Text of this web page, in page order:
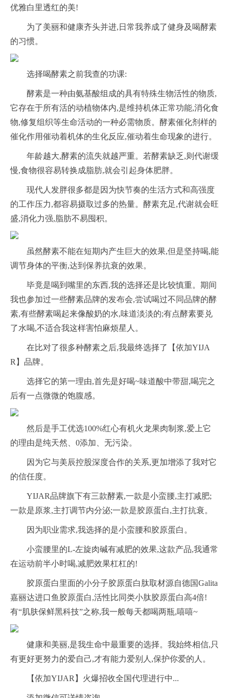
优雅白里透红的美!
为了美丽和健康齐头并进,日常我养成了健身及喝酵素
的习惯。
选择喝酵素之前我查的功课:
酵素是一种由氨基酸组成的具有特殊生物活性的物质,
它存在于所有活的动植物体内,是维持机体正常功能,消化食
物,修复组织等生命活动的一种必需物质。酵素催化剂样的
催化作用催动着机体的生化反应,催动着生命现象的进行。
年龄越大,酵素的流失就越严重。若酵素缺乏,则代谢缓
慢,食物很容易转换成脂肪,就会引起身体肥胖。
现代人发胖很多都是因为快节奏的生活方式和高强度
的工作压力,都容易摄取过多的热量。酵素充足,代谢就会旺
盛,消化力强,脂肪不易囤积。
虽然酵素不能在短期内产生巨大的效果,但是坚持喝,能
调节身体的平衡,达到保养抗衰的效果。
毕竟是喝到嘴里的东西,我的选择还是比较慎重。期间
我也参加过一些酵素品牌的发布会,尝试喝过不同品牌的酵
素,有些酵素喝起来像酸奶的水,味道淡淡的;有点酵素要兑
了水喝,不适合我这样害怕麻烦星人。
在比对了很多种酵素之后,我最终选择了【依加YIJA
R】品牌。
选择它的第一理由,首先是好喝~味道酸中带甜,喝完之
后有一点微微的饱腹感。
然后是手工优选100%红心有机火龙果肉制浆,爱上它
的理由是纯天然、0添加、无污染。
因为它与美辰控股深度合作的关系,更加增添了我对它
的信任度。
YIJAR品牌旗下有三款酵素,一款是小蛮腰,主打减肥;
一款是原浆,主打调节内分泌;一款是胶原蛋白,主打抗衰。
因为职业需求,我选择的是小蛮腰和胶原蛋白。
小蛮腰里的L-左旋肉碱有减肥的效果,这款产品,我通常
在运动前半小时喝,减肥效果杠杠的!
胶原蛋白里面的小分子胶原蛋白肽取材源自德国Galita
嘉丽达进口鱼胶原蛋白,活性比同类小肽胶原蛋白高4倍!
有“肌肤保鲜黑科技”之称,我一般每天都喝两瓶,嘻嘻~
健康和美丽,是我生命中最重要的选择。我始终相信,只
有更好更努力的爱自己,才有能力爱别人,保护你爱的人。
【依加YIJAR】火爆招收全国代理进行中...